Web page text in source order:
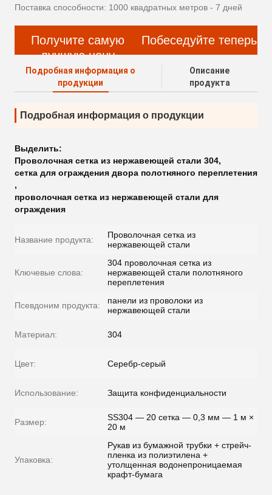
Поставка способности: 1000 квадратных метров - 7 дней
Получите самую
лучшую цену
Побеседуйте теперь
Подробная информация о
продукции
Описание
продукта
Подробная информация о продукции
Выделить:
Проволочная сетка из нержавеющей стали 304,
сетка для ограждения двора полотняного переплетения
,
проволочная сетка из нержавеющей стали для
ограждения
Название продукта:
Проволочная сетка из
нержавеющей стали
Ключевые слова:
304 проволочная сетка из
нержавеющей стали полотняного
переплетения
Псевдоним продукта:
панели из проволоки из
нержавеющей стали
Материал: 304
Цвет: Серебр-серый
Использование: Защита конфиденциальности
Размер:
SS304 — 20 сетка — 0,3 мм — 1 м ×
20 м
Упаковка:
Рукав из бумажной трубки + стрейч-
пленка из полиэтилена +
утолщенная водонепроницаемая
крафт-бумага